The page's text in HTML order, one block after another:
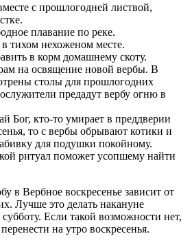
с прошлогодней листвой,
плавание по реке.
тихом нехоженом месте.
в корм домашнему скоту.
на освящение новой вербы. В
столы для прошлогодних
предадут вербу огню в
Бог, кто-то умирает в преддверии
то с вербы обрывают котики и
для подушки покойному.
ритуал поможет усопшему найти
в Вербное воскресенье зависит от
Лучше это делать накануне
Если такой возможности нет,
на утро воскресенья.